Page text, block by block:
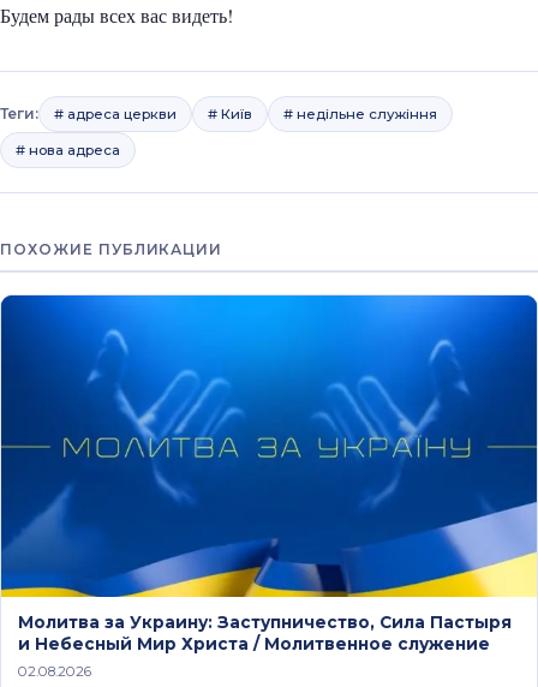
Будем рады всех вас видеть!
Теги: # адреса церкви # Київ # недільне служіння
# нова адреса
ПОХОЖИЕ ПУБЛИКАЦИИ
Молитва за Украину: Заступничество, Сила Пастыря
и Небесный Мир Христа / Молитвенное служение
02.08.2026